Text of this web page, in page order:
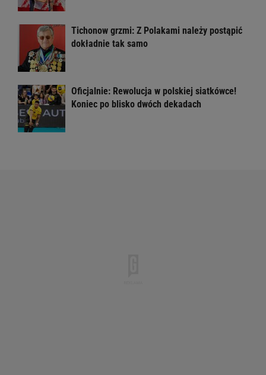
Tichonow grzmi: Z Polakami należy postąpić
dokładnie tak samo
Oficjalnie: Rewolucja w polskiej siatkówce!
Koniec po blisko dwóch dekadach